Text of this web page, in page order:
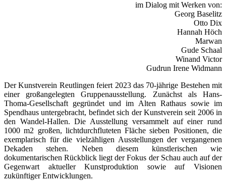
im Dialog mit Werken von:
Georg Baselitz
Otto Dix
Hannah Höch
Marwan
Gude Schaal
Winand Victor
Gudrun Irene Widmann
Der Kunstverein Reutlingen feiert 2023 das 70-jährige Bestehen mit
einer großangelegten Gruppenausstellung. Zunächst als Hans-
Thoma-Gesellschaft gegründet und im Alten Rathaus sowie im
Spendhaus untergebracht, befindet sich der Kunstverein seit 2006 in
den Wandel-Hallen. Die Ausstellung versammelt auf einer rund
1000 m2 großen, lichtdurchfluteten Fläche sieben Positionen, die
exemplarisch für die vielzähligen Ausstellungen der vergangenen
Dekaden stehen. Neben diesem künstlerischen wie
dokumentarischen Rückblick liegt der Fokus der Schau auch auf der
Gegenwart aktueller Kunstproduktion sowie auf Visionen
zukünftiger Entwicklungen.